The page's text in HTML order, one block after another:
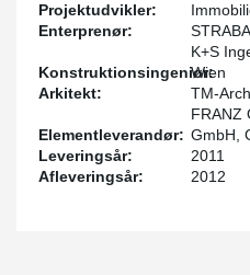
Projektudvikler:
Enterprenør:
Konstruktionsingeniør:
K+S
Wien
Arkitekt:
TM-
Elementleverandør:
FRANZ
GmbH,
Leveringsår:
2011
Afleveringsår:
2012